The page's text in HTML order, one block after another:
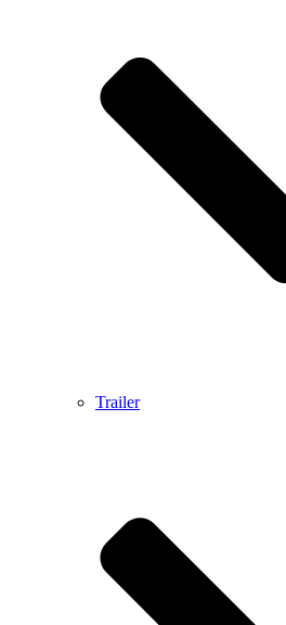
Trailer